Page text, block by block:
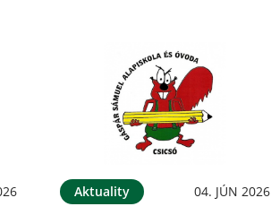
Aktuality 04. JÚN 2026